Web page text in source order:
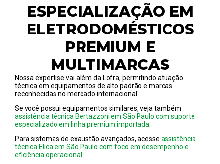
ESPECIALIZAÇÃO EM
ELETRODOMÉSTICOS
PREMIUM E
MULTIMARCAS
Nossa expertise vai além da Lofra, permitindo atuação
técnica em equipamentos de alto padrão e marcas
reconhecidas no mercado internacional.
Se você possui equipamentos similares, veja também
assistência técnica Bertazzoni em São Paulo com suporte
especializado em linha premium importada
Para sistemas de exaustão avançados, acesse assistência
técnica Elica em São Paulo com foco em desempenho e
eficiência operacional